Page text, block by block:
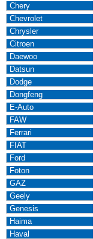
Chery
Chevrolet
Chrysler
Citroen
Daewoo
Datsun
Dodge
Dongfeng
E-Auto
FAW
Ferrari
FIAT
Ford
Foton
GAZ
Geely
Genesis
Haima
Haval